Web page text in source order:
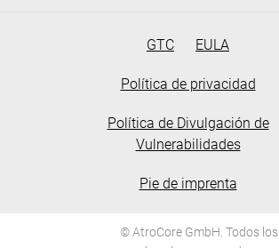
GTC EULA
Política de privacidad
Política de Divulgación de
Vulnerabilidades
Pie de imprenta
© AtroCore GmbH. Todos los